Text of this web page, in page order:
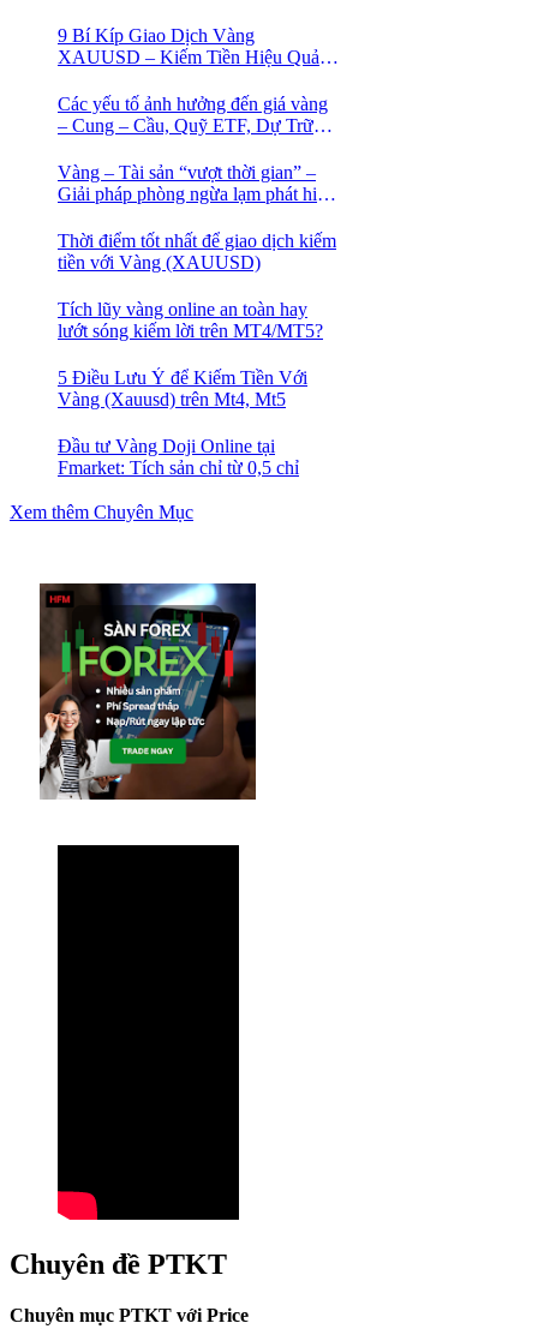
9 Bí Kíp Giao Dịch Vàng
XAUUSD – Kiếm Tiền Hiệu Quả
Các yếu tố ảnh hưởng đến giá vàng
– Cung – Cầu, Quỹ ETF, Dự Trữ
Vàng – Tài sản “vượt thời gian” –
Giải pháp phòng ngừa lạm phát hiệu
Thời điểm tốt nhất để giao dịch kiếm
tiền với Vàng (XAUUSD)
Tích lũy vàng online an toàn hay
lướt sóng kiếm lời trên MT4/MT5?
5 Điều Lưu Ý để Kiếm Tiền Với
Vàng (Xauusd) trên Mt4, Mt5
Đầu tư Vàng Doji Online tại
Fmarket: Tích sản chỉ từ 0,5 chỉ
Xem thêm Chuyên Mục
Chuyên đề PTKT
Chuyên mục PTKT với Price